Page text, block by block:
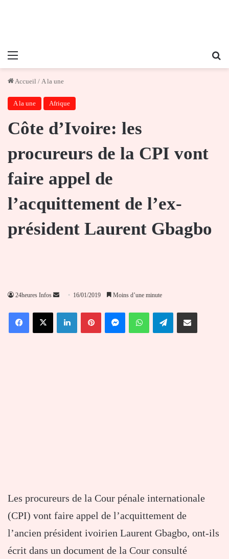
Menu
Accueil / A la une
A la une Afrique
Côte d’Ivoire: les
procureurs de la CPI vont
faire appel de
l’acquittement de l’ex-
président Laurent Gbagbo
24heures Infos
Envoyer
courriel
16/01/2019 Moins d’une minute
FacebookX LinkedinPinterestMessengerWhatsAppTelegramPartager par email
Les procureurs de la Cour pénale internationale
(CPI) vont faire appel de l’acquittement de
l’ancien président ivoirien Laurent Gbagbo, ont-ils
écrit dans un document de la Cour consulté